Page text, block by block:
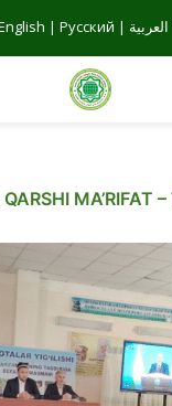
| Русский | العربية
MA’RIFAT